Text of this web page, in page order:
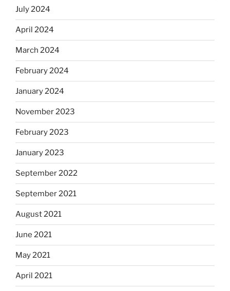
July 2024
April 2024
March 2024
February 2024
January 2024
November 2023
February 2023
January 2023
September 2022
September 2021
August 2021
June 2021
May 2021
April 2021